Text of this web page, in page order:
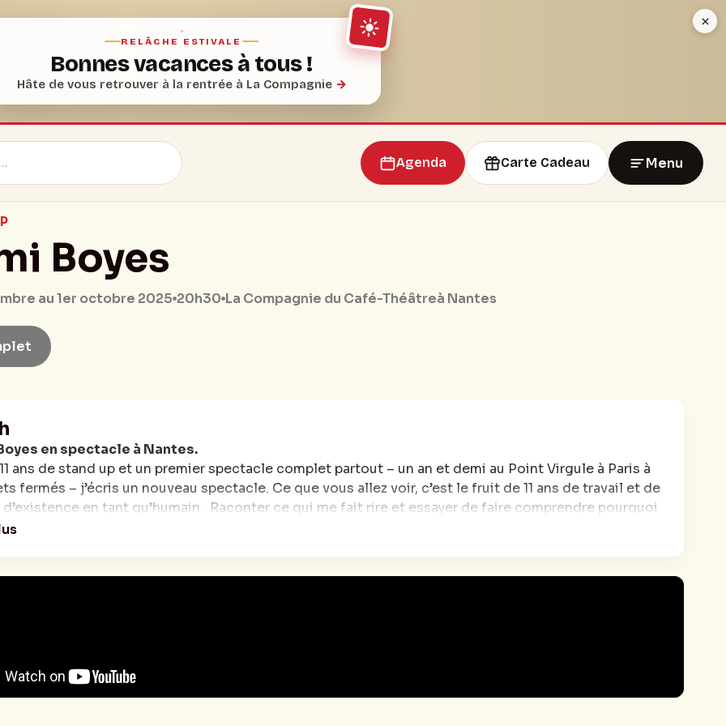
RELÂCHE ESTIVALE
Bonnes vacances à tous !
Hâte de vous retrouver à la rentrée à La Compagnie →
Agenda Carte Cadeau Menu
Boyes
au 1er octobre 2025 20h30 La Compagnie du Café-Théâtreà Nantes
en spectacle à Nantes.
ans de stand up et un premier spectacle complet partout – un an et demi au Point Virgule à Paris à
fermés – j’écris un nouveau spectacle. Ce que vous allez voir, c’est le fruit de 11 ans de travail et de
d’existence en tant qu’humain. Raconter ce qui me fait rire et essayer de faire comprendre pourquoi
c’est ce qui me régale le plus dans la vie et j’ai la chance de le faire avec plaisir tous les soirs